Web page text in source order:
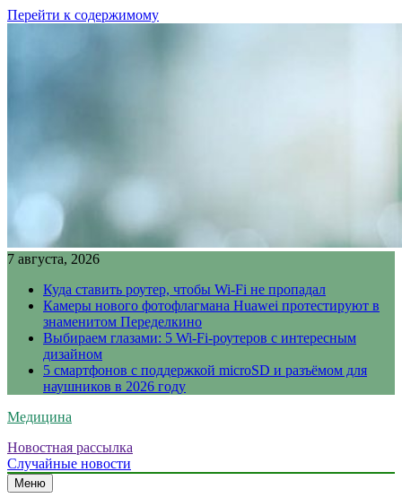
Перейти к содержимому
7 августа, 2026
Куда ставить роутер, чтобы Wi-Fi не пропадал
Камеры нового фотофлагмана Huawei протестируют в
знаменитом Переделкино
Выбираем глазами: 5 Wi-Fi-роутеров с интересным
дизайном
5 смартфонов с поддержкой microSD и разъёмом для
наушников в 2026 году
Медицина
Новостная рассылка
Случайные новости
Меню